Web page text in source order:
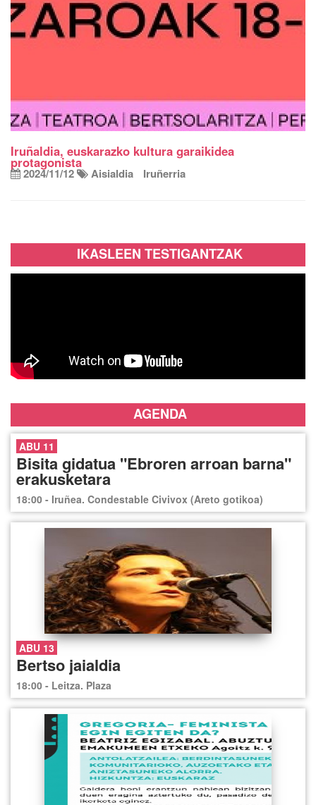
Iruñaldia, euskarazko kultura garaikidea
protagonista
2024/11/12 Aisialdia Iruñerria
IKASLEEN TESTIGANTZAK
AGENDA
ABU 11
Bisita gidatua "Ebroren arroan barna"
erakusketara
18:00 - Iruñea. Condestable Civivox (Areto gotikoa)
ABU 13
Bertso jaialdia
18:00 - Leitza. Plaza